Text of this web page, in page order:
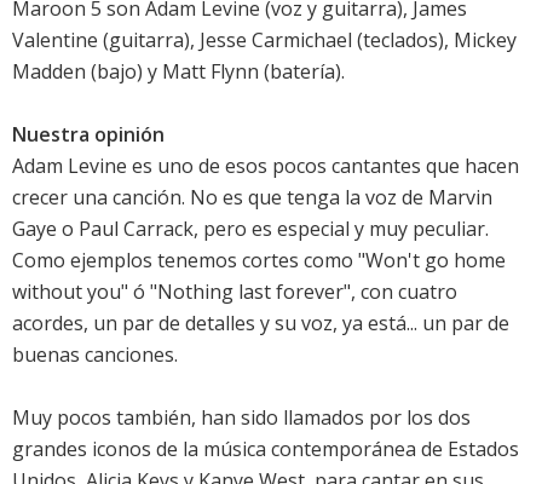
Maroon 5 son Adam Levine (voz y guitarra), James
Valentine (guitarra), Jesse Carmichael (teclados), Mickey
Madden (bajo) y Matt Flynn (batería).
Nuestra opinión
Adam Levine es uno de esos pocos cantantes que hacen
crecer una canción. No es que tenga la voz de Marvin
Gaye o Paul Carrack, pero es especial y muy peculiar.
Como ejemplos tenemos cortes como "Won't go home
without you" ó "Nothing last forever", con cuatro
acordes, un par de detalles y su voz, ya está... un par de
buenas canciones.
Muy pocos también, han sido llamados por los dos
grandes iconos de la música contemporánea de Estados